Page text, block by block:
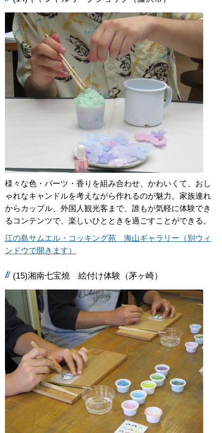
様々な色・パーツ・香りを組み合わせ、かわいくて、おし
ゃれなキャンドルを考えながら作れるのが魅力。家族連れ
からカップル、外国人観光客まで、誰もが気軽に体験でき
るコンテンツで、楽しいひとときを過ごすことができる。
江の島サムエル・コッキング苑 海山ギャラリー（別ウィ
ンドウで開きます）
(15)湘南七宝燒 絵付け体験（茅ヶ崎）